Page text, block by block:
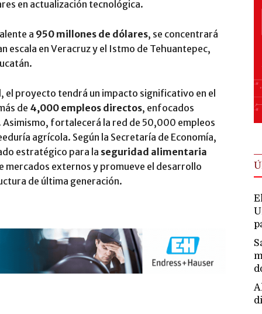
en actualización tecnológica.
a 950 millones de dólares, se concentrará
escala en Veracruz y el Istmo de Tehuantepec,
el proyecto tendrá un impacto significativo en el
de 4,000 empleos directos, enfocados
fortalecerá la red de 50,000 empleos
agrícola. Según la Secretaría de Economía,
estratégico para la seguridad alimentaria
mercados externos y promueve el desarrollo
de última generación.